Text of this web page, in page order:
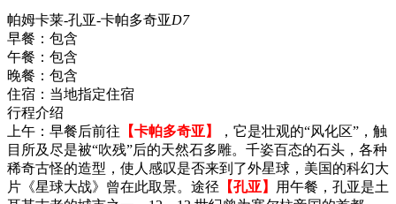
帕姆卡莱-孔亚-卡帕多奇亚D7
早餐： 包含
午餐： 包含
晚餐： 包含
住宿： 当地指定住宿
行程介绍
上午：早餐后前往 【卡帕多奇亚】
，它是壮观的“风化区”，触
目所及尽是被“吹残”后的天然石多雕。千姿百态的石头，各种
稀奇古怪的造型，使人感叹是否来到了外星球，美国的科幻大
片《星球大战》曾在此取景。途径 【孔亚】
用午餐，孔亚是土